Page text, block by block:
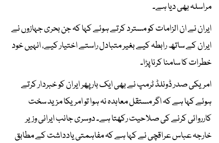
مراسلہ بھی دیا ہے۔
ایران نے ان الزامات کو مسترد کرتے ہوئے کہا کہ جن بحری جہازوں نے
ایران کے ساتھ رابطہ کیے بغیر متبادل راستے اختیار کیے، انہیں خود
خطرات کا سامنا کرنا پڑا۔
امریکی صدر ڈونلڈ ٹرمپ نے بھی ایک بار پھر ایران کو خبردار کرتے
ہوئے کہا ہے کہ اگر مستقل معاہدہ نہ ہوا تو امریکا مزید سخت
کارروائی کرنے کی صلاحیت رکھتا ہے۔ دوسری جانب ایرانی وزیر
خارجہ عباس عراقچی نے کہا ہے کہ مفاہمتی یادداشت کے مطابق